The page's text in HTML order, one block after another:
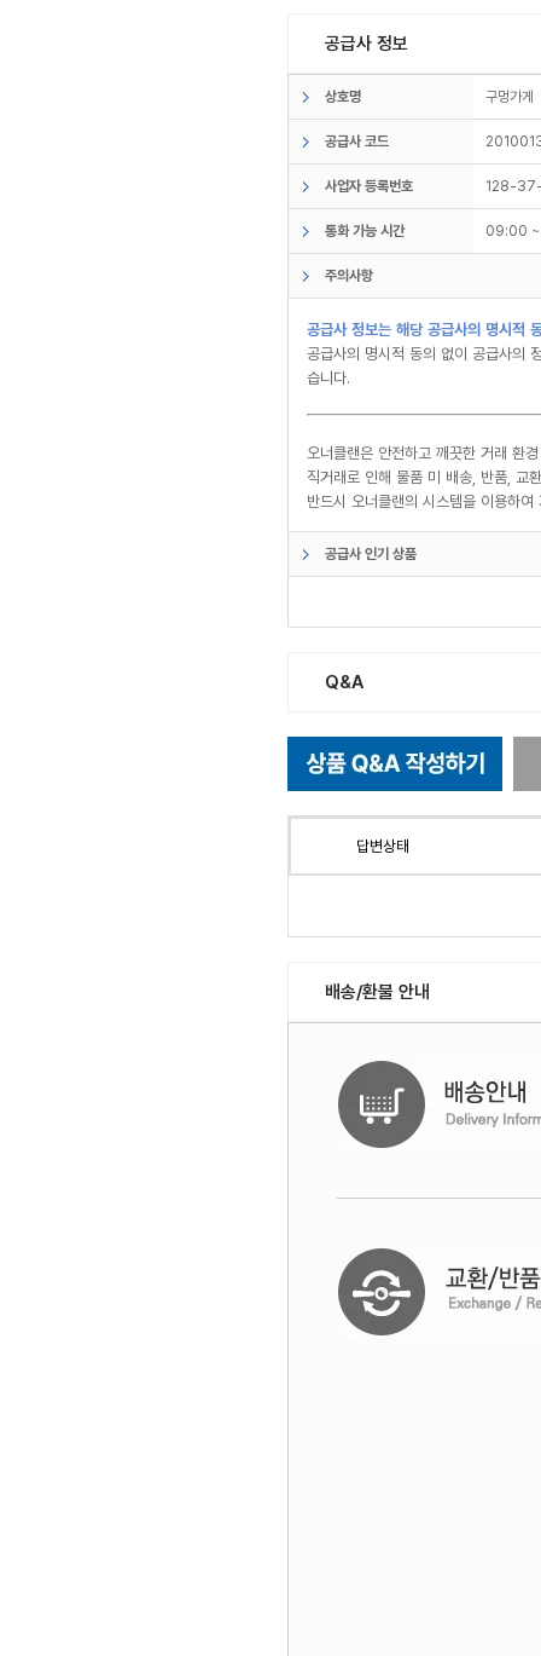
공급사 정보
상호명 구멍가
공급사 코드
사업자 등록번호 128-
통화 가능 시간 09:00
주의사항
공급사 정보는 해당 공급사의 명시적
공급사의 명시적 동의 없이 공급사의
습니다.
오너클랜은 안전하고 깨끗한 거래 환
직거래로 인해 물품 미 배송, 반품, 교
반드시 오너클랜의 시스템을 이용하
공급사 인기 상품
Q&A
답변상태
배송/환불 안내